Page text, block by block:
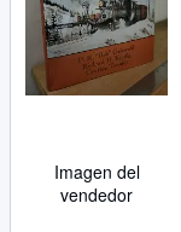
Imagen del
vendedor